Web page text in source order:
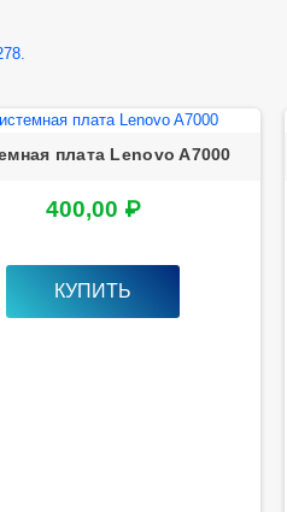
плата Lenovo A7000
400,00 ₽
КУПИТЬ